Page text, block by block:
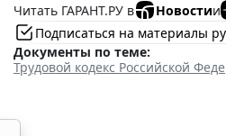
Читать ГАРАНТ.РУ в
Новостии
Подписаться на материалы
Документы по теме:
Трудовой кодекс Российской